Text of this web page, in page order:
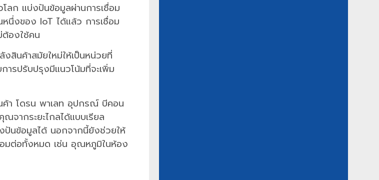
ก แบ่งปันข้อมูลผ่านการเชื่อม
หนึ่งของ IoT ได้แล้ว การเชื่อม
ต้องใช้คน
สินค้าสมัยใหม่ให้เป็นหน่วยที่
ารปรับปรุงมีแนวโน้มที่จะเพิ่ม
ค้า โดรน พาเลท อุปกรณ์ บีคอน
ากระยะไกลได้แบบเรียล
ปันข้อมูลได้ นอกจากนี้ยังช่วยให้
อมต่อทั้งหมด เช่น อุณหภูมิในห้อง